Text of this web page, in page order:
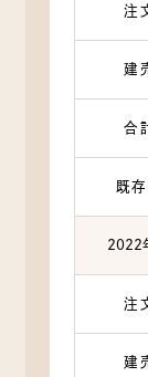
注
建
合
既
2022
注
建